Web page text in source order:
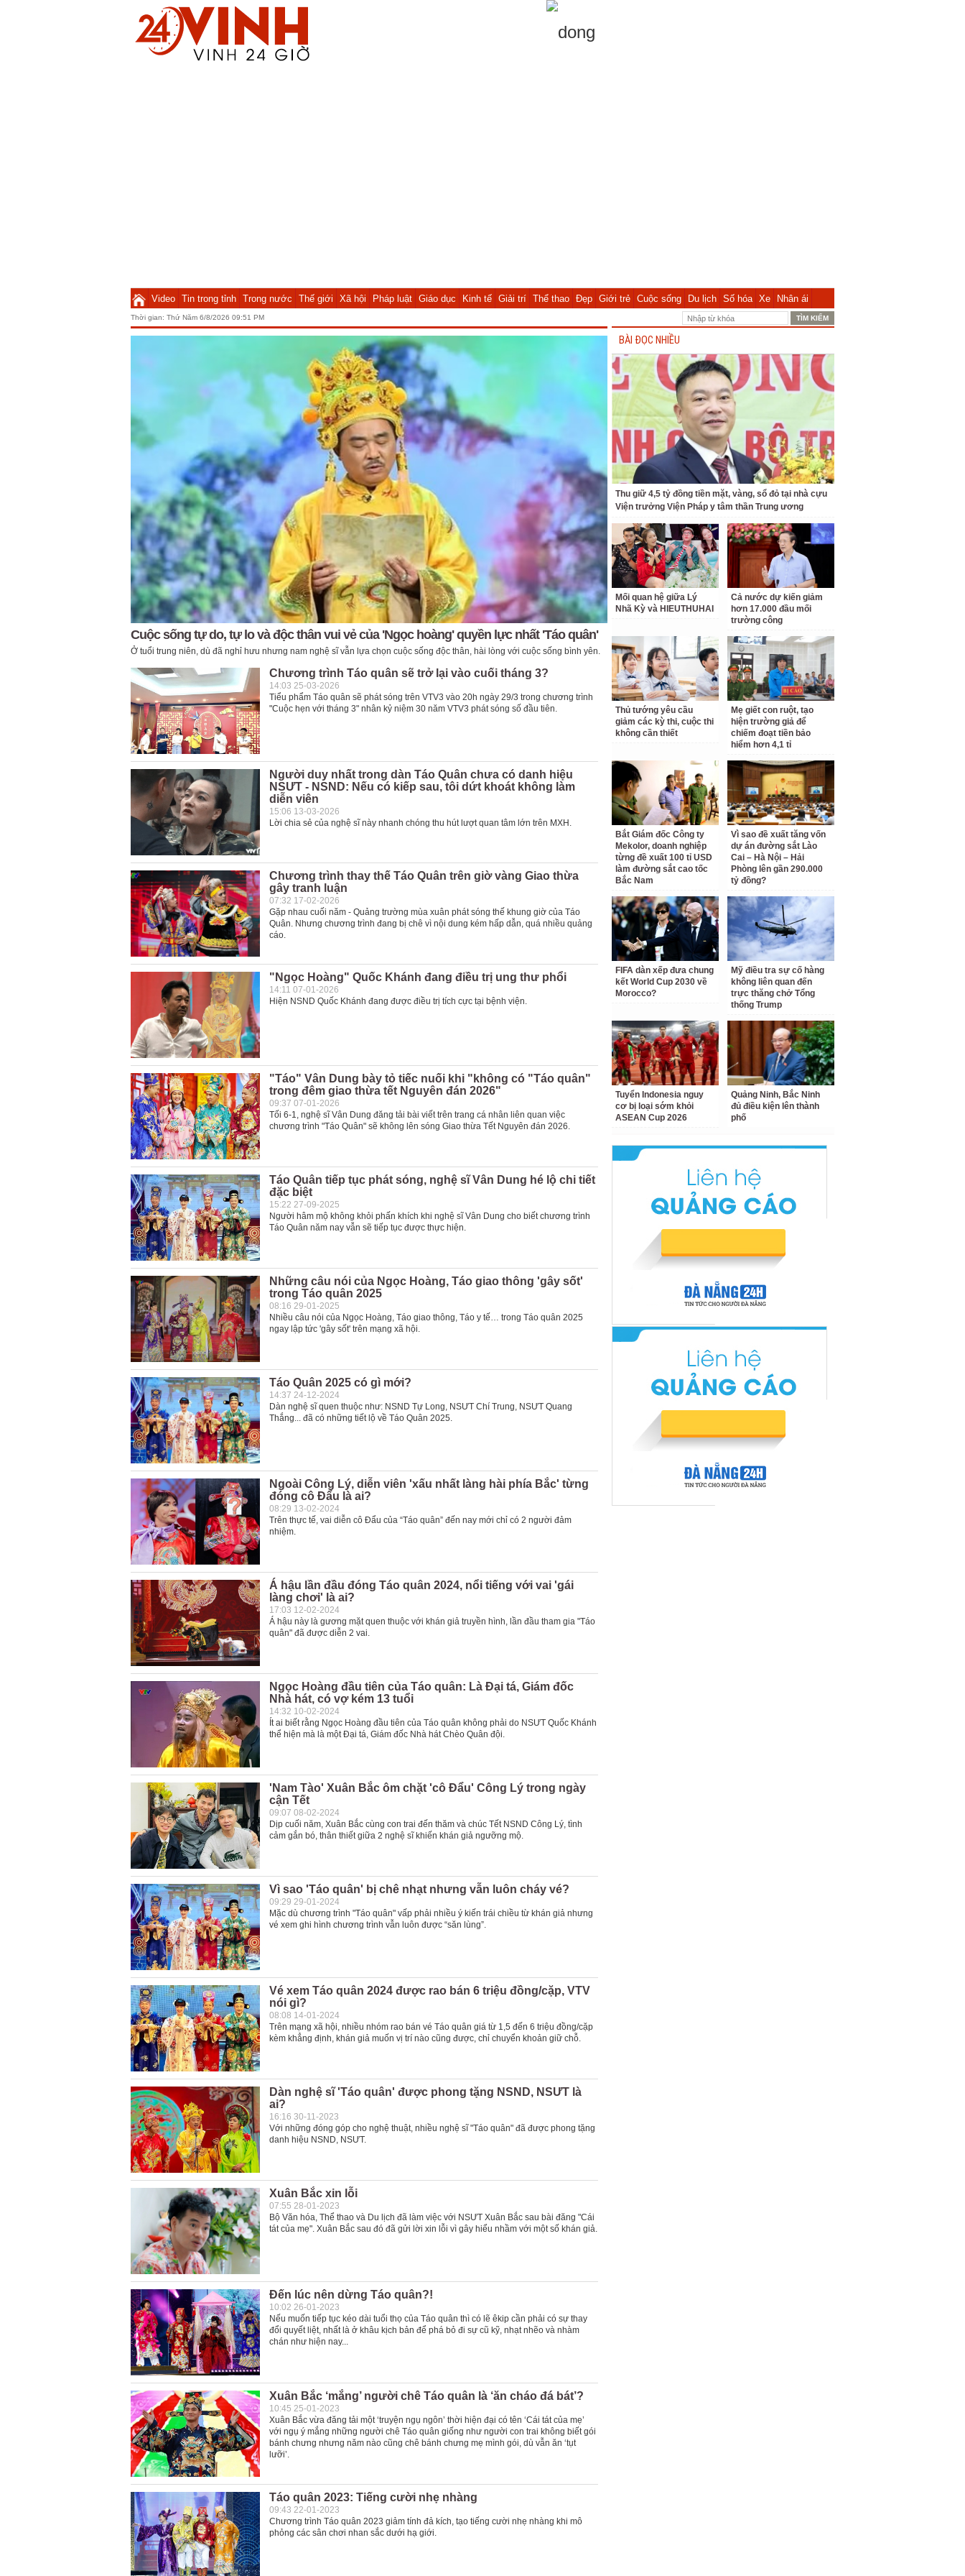
Video Tin trong tỉnh Trong nước Thế giới Xã hội Pháp luật Giáo dục Kinh tế Giải trí Thể thao Đẹp Giới trẻ Cuộc sống Du lịch Số hóa Xe Nhân ái
Thời gian: Thứ Năm 6/8/2026 09:51 PM
Cuộc sống tự do, tự lo và độc thân vui vẻ của 'Ngọc hoàng' quyền lực nhất 'Táo quân'
Ở tuổi trung niên, dù đã nghỉ hưu nhưng nam nghệ sĩ vẫn lựa chọn cuộc sống độc thân, hài lòng với cuộc sống bình yên.
Chương trình Táo quân sẽ trở lại vào cuối tháng 3?
14:03 25-03-2026
Tiểu phẩm Táo quân sẽ phát sóng trên VTV3 vào 20h ngày 29/3 trong chương trình
"Cuộc hẹn với tháng 3" nhân kỷ niệm 30 năm VTV3 phát sóng số đầu tiên.
Người duy nhất trong dàn Táo Quân chưa có danh hiệu
NSƯT - NSND: Nếu có kiếp sau, tôi dứt khoát không làm
diễn viên
15:06 13-03-2026
Lời chia sẻ của nghệ sĩ này nhanh chóng thu hút lượt quan tâm lớn trên MXH.
Chương trình thay thế Táo Quân trên giờ vàng Giao thừa
gây tranh luận
07:32 17-02-2026
Gặp nhau cuối năm - Quảng trường mùa xuân phát sóng thế khung giờ của Táo
Quân. Nhưng chương trình đang bị chê vì nội dung kém hấp dẫn, quá nhiều quảng
cáo.
"Ngọc Hoàng" Quốc Khánh đang điều trị ung thư phổi
14:11 07-01-2026
Hiện NSND Quốc Khánh đang được điều trị tích cực tại bệnh viện.
"Táo" Vân Dung bày tỏ tiếc nuối khi "không có "Táo quân"
trong đêm giao thừa tết Nguyên đán 2026"
09:37 07-01-2026
Tối 6-1, nghệ sĩ Vân Dung đăng tải bài viết trên trang cá nhân liên quan việc
chương trình "Táo Quân" sẽ không lên sóng Giao thừa Tết Nguyên đán 2026.
Táo Quân tiếp tục phát sóng, nghệ sĩ Vân Dung hé lộ chi tiết
đặc biệt
15:22 27-09-2025
Người hâm mộ không khỏi phấn khích khi nghệ sĩ Vân Dung cho biết chương trình
Táo Quân năm nay vẫn sẽ tiếp tục được thực hiện.
Những câu nói của Ngọc Hoàng, Táo giao thông 'gây sốt'
trong Táo quân 2025
08:16 29-01-2025
Nhiều câu nói của Ngọc Hoàng, Táo giao thông, Táo y tế… trong Táo quân 2025
ngay lập tức 'gây sốt' trên mạng xã hội.
Táo Quân 2025 có gì mới?
14:37 24-12-2024
Dàn nghệ sĩ quen thuộc như: NSND Tự Long, NSƯT Chí Trung, NSƯT Quang
Thắng... đã có những tiết lộ về Táo Quân 2025.
Ngoài Công Lý, diễn viên 'xấu nhất làng hài phía Bắc' từng
đóng cô Đẩu là ai?
08:29 13-02-2024
Trên thực tế, vai diễn cô Đẩu của “Táo quân” đến nay mới chỉ có 2 người đảm
nhiệm.
Á hậu lần đầu đóng Táo quân 2024, nổi tiếng với vai 'gái
làng chơi' là ai?
17:03 12-02-2024
Á hậu này là gương mặt quen thuộc với khán giả truyền hình, lần đầu tham gia "Táo
quân" đã được diễn 2 vai.
Ngọc Hoàng đầu tiên của Táo quân: Là Đại tá, Giám đốc
Nhà hát, có vợ kém 13 tuổi
14:32 10-02-2024
Ít ai biết rằng Ngọc Hoàng đầu tiên của Táo quân không phải do NSƯT Quốc Khánh
thể hiện mà là một Đại tá, Giám đốc Nhà hát Chèo Quân đội.
'Nam Tào' Xuân Bắc ôm chặt 'cô Đẩu' Công Lý trong ngày
cận Tết
09:07 08-02-2024
Dịp cuối năm, Xuân Bắc cùng con trai đến thăm và chúc Tết NSND Công Lý, tình
cảm gắn bó, thân thiết giữa 2 nghệ sĩ khiến khán giả ngưỡng mộ.
Vì sao 'Táo quân' bị chê nhạt nhưng vẫn luôn cháy vé?
09:29 29-01-2024
Mặc dù chương trình "Táo quân" vấp phải nhiều ý kiến trái chiều từ khán giả nhưng
vé xem ghi hình chương trình vẫn luôn được “săn lùng”.
Vé xem Táo quân 2024 được rao bán 6 triệu đồng/cặp, VTV
nói gì?
08:08 14-01-2024
Trên mạng xã hội, nhiều nhóm rao bán vé Táo quân giá từ 1,5 đến 6 triệu đồng/cặp
kèm khẳng định, khán giả muốn vị trí nào cũng được, chỉ chuyển khoản giữ chỗ.
Dàn nghệ sĩ 'Táo quân' được phong tặng NSND, NSƯT là
ai?
16:16 30-11-2023
Với những đóng góp cho nghệ thuật, nhiều nghệ sĩ "Táo quân" đã được phong tặng
danh hiệu NSND, NSƯT.
Xuân Bắc xin lỗi
07:55 28-01-2023
Bộ Văn hóa, Thể thao và Du lịch đã làm việc với NSƯT Xuân Bắc sau bài đăng "Cái
tát của mẹ". Xuân Bắc sau đó đã gửi lời xin lỗi vì gây hiểu nhầm với một số khán giả.
Đến lúc nên dừng Táo quân?!
10:02 26-01-2023
Nếu muốn tiếp tục kéo dài tuổi thọ của Táo quân thì có lẽ êkip cần phải có sự thay
đổi quyết liệt, nhất là ở khâu kịch bản để phá bỏ đi sự cũ kỹ, nhạt nhẽo và nhàm
chán như hiện nay...
Xuân Bắc ‘mắng’ người chê Táo quân là ‘ăn cháo đá bát’?
10:45 25-01-2023
Xuân Bắc vừa đăng tải một ‘truyện ngụ ngôn’ thời hiện đại có tên ‘Cái tát của mẹ’
với ngụ ý mắng những người chê Táo quân giống như người con trai không biết gói
bánh chưng nhưng năm nào cũng chê bánh chưng mẹ mình gói, dù vẫn ăn ‘tụt
lưỡi’.
Táo quân 2023: Tiếng cười nhẹ nhàng
09:43 22-01-2023
Chương trình Táo quân 2023 giảm tính đả kích, tạo tiếng cười nhẹ nhàng khi mô
phỏng các sân chơi nhan sắc dưới hạ giới.
BÀI ĐỌC NHIỀU
Thu giữ 4,5 tỷ đồng tiền mặt, vàng, sổ đỏ tại nhà cựu
Viện trưởng Viện Pháp y tâm thần Trung ương
Mối quan hệ giữa Lý
Nhã Kỳ và HIEUTHUHAI
Cả nước dự kiến giảm
hơn 17.000 đầu mối
trường công
Thủ tướng yêu cầu
giảm các kỳ thi, cuộc thi
không cần thiết
Mẹ giết con ruột, tạo
hiện trường giả để
chiếm đoạt tiền bảo
hiểm hơn 4,1 tỉ
Bắt Giám đốc Công ty
Mekolor, doanh nghiệp
từng đề xuất 100 tỉ USD
làm đường sắt cao tốc
Bắc Nam
Vì sao đề xuất tăng vốn
dự án đường sắt Lào
Cai – Hà Nội – Hải
Phòng lên gần 290.000
tỷ đồng?
FIFA dàn xếp đưa chung
kết World Cup 2030 về
Morocco?
Mỹ điều tra sự cố hàng
không liên quan đến
trực thăng chở Tổng
thống Trump
Tuyển Indonesia nguy
cơ bị loại sớm khỏi
ASEAN Cup 2026
Quảng Ninh, Bắc Ninh
đủ điều kiện lên thành
phố